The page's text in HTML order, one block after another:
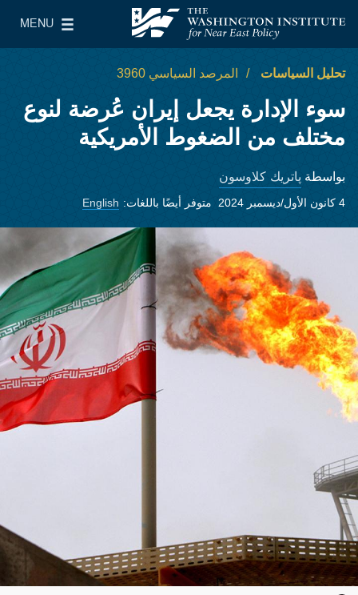
معهد واشنطن لسياسات الشرق الأدنى
MENU
Main Menu
تحليل السياسات المرصد السياسي 3960
سوء الإدارة يجعل إيران عُرضة لنوع
مختلف من الضغوط الأمريكية
بواسطة پاتريك كلاوسون
4 كانون الأول/ديسمبر 2024 متوفر أيضًا باللغات: English